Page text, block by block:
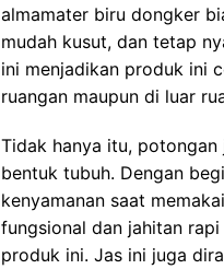
almamater biru dongker
mudah kusut, dan tetap
ini menjadikan produk ini
ruangan maupun di luar
Tidak hanya itu, potongan
bentuk tubuh. Dengan
kenyamanan saat
fungsional dan jahitan
produk ini. Jas ini juga